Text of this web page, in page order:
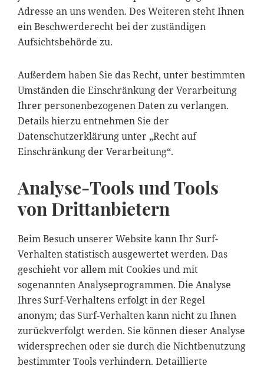
Adresse an uns wenden. Des Weiteren steht Ihnen
ein Beschwerderecht bei der zuständigen
Aufsichtsbehörde zu.
Außerdem haben Sie das Recht, unter bestimmten
Umständen die Einschränkung der Verarbeitung
Ihrer personenbezogenen Daten zu verlangen.
Details hierzu entnehmen Sie der
Datenschutzerklärung unter „Recht auf
Einschränkung der Verarbeitung“.
Analyse-Tools und Tools
von Drittanbietern
Beim Besuch unserer Website kann Ihr Surf-
Verhalten statistisch ausgewertet werden. Das
geschieht vor allem mit Cookies und mit
sogenannten Analyseprogrammen. Die Analyse
Ihres Surf-Verhaltens erfolgt in der Regel
anonym; das Surf-Verhalten kann nicht zu Ihnen
zurückverfolgt werden. Sie können dieser Analyse
widersprechen oder sie durch die Nichtbenutzung
bestimmter Tools verhindern. Detaillierte